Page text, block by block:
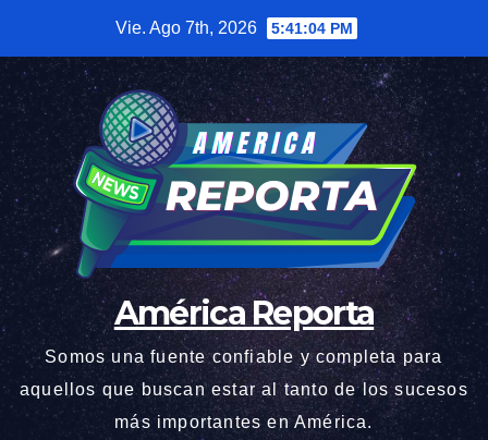
contenido
Vie. Ago 7th, 2026 5:41:05 PM
América Reporta
Somos una fuente confiable y completa para
aquellos que buscan estar al tanto de los sucesos
más importantes en América.